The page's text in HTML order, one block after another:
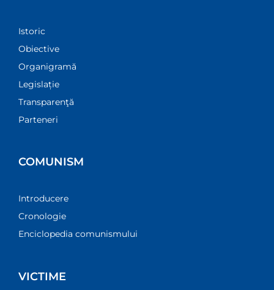
Istoric
Obiective
Organigramă
Legislație
Transparenţă
Parteneri
COMUNISM
Introducere
Cronologie
Enciclopedia comunismului
VICTIME